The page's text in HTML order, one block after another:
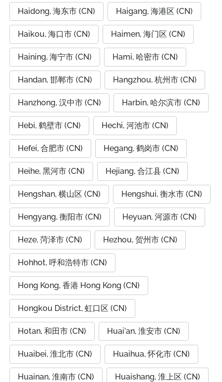
Haidong, 海东市 (CN) Haigang, 海港区 (CN)
Haikou, 海口市 (CN) Haimen, 海门区 (CN)
Haining, 海宁市 (CN) Hami, 哈密市 (CN)
Handan, 邯郸市 (CN) Hangzhou, 杭州市 (CN)
Hanzhong, 汉中市 (CN) Harbin, 哈尔滨市 (CN)
Hebi, 鹤壁市 (CN) Hechi, 河池市 (CN)
Hefei, 合肥市 (CN) Hegang, 鹤岗市 (CN)
Heihe, 黑河市 (CN) Hejiang, 合江县 (CN)
Hengshan, 横山区 (CN) Hengshui, 衡水市 (CN)
Hengyang, 衡阳市 (CN) Heyuan, 河源市 (CN)
Heze, 菏泽市 (CN) Hezhou, 贺州市 (CN)
Hohhot, 呼和浩特市 (CN)
Hong Kong, 香港 Hong Kong (CN)
Hongkou District, 虹口区 (CN)
Hotan, 和田市 (CN) Huai'an, 淮安市 (CN)
Huaibei, 淮北市 (CN) Huaihua, 怀化市 (CN)
Huainan, 淮南市 (CN) Huaishang, 淮上区 (CN)